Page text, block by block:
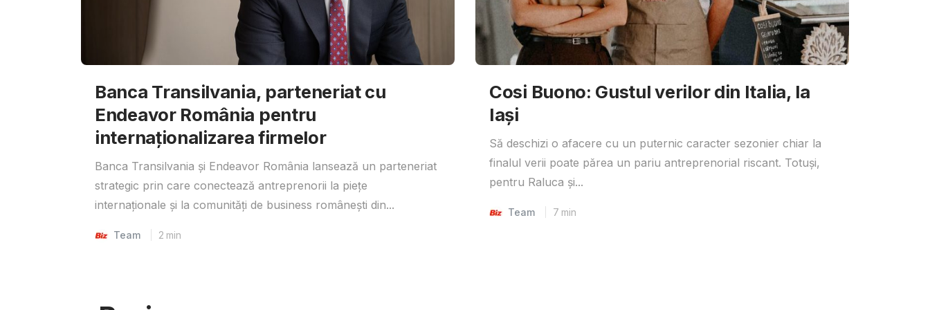
Banca Transilvania, parteneriat cu
Endeavor România pentru
internaționalizarea firmelor
Banca Transilvania și Endeavor România lansează un parteneriat
strategic prin care conectează antreprenorii la piețe
internaționale și la comunități de business românești din...
Team 2 min
Cosi Buono: Gustul verilor din Italia, la
Iași
Să deschizi o afacere cu un puternic caracter sezonier chiar la
finalul verii poate părea un pariu antreprenorial riscant. Totuși,
pentru Raluca și...
Team 7 min